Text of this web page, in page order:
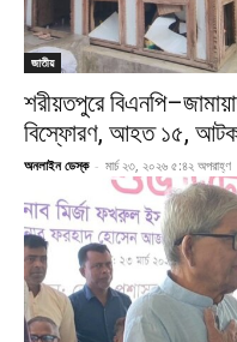
জাতীয়
শরীয়তপুরে
বিস্ফোরণ, আহত ১৫,
অনলাইন ডেস্ক - মার্চ ২৩, ২০২৬ ৫:৪২ অপরাহ্ণ